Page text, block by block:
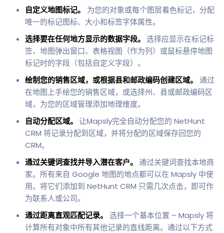
自定义地图标记。
为您的对象或每个图层着色标记，分配
唯一的标记图标、大小和标签字体属性。
选择要在任何地方显示的数据字段。 选择应显示在标记标
签、地图弹出窗口、表格视图（作为列）或鼠标悬停地图
标记时的字段（包括自定义字段）。
绘制您的销售区域，或根据县和邮政编码创建区域。
通过
在地图上手绘您的销售区域，或选择州、县或邮政编码区
域，为您的区域管理添加地理维度。
自动分配区域。 让Mapsly完全自动分配您的 NetHunt
CRM 将记录分配到区域，并将分配的区域保存回您的
CRM。
通过关键词查找并导入潜在客户。 通过关键词查找本地商
家。所有来自 Google 地图的地点都可以在 Mapsly 中使
用。将它们添加到 NetHunt CRM 只需几次点击，即可作
为联系人或公司。
通过距离直观匹配记录。
选择一个基本位置 – Mapsly 将
计算所有对象中所有其他记录的直线距离。通过以下方式